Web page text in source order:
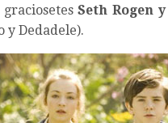
graciosetesSeth Rogen
y Dedadele).